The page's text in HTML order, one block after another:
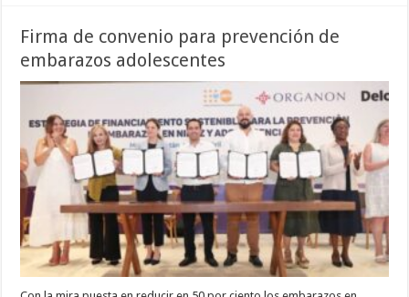
Firma de convenio para prevención de
embarazos adolescentes